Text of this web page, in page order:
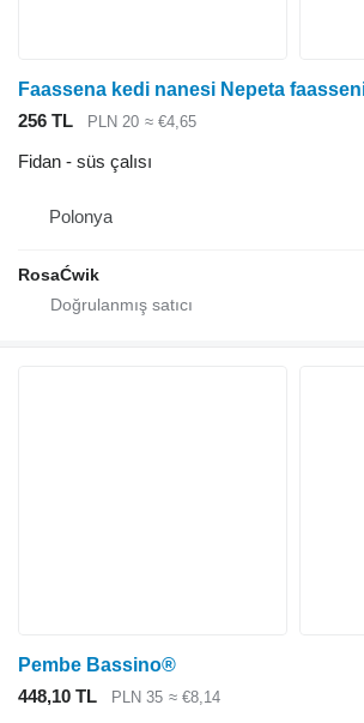
256 TL PLN 20 ≈ €4,65
Fidan - süs çalısı
Polonya
RosaĆwik
Pembe Bassino®
448,10 TL
PLN 35 ≈ €8,14